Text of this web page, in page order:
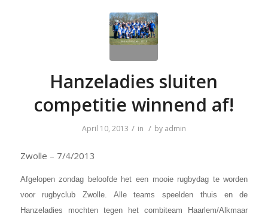
Hanzeladies sluiten
competitie winnend af!
April 10, 2013 / in / by admin
Zwolle – 7/4/2013
Afgelopen zondag beloofde het een mooie rugbydag te worden
voor rugbyclub Zwolle. Alle teams speelden thuis en de
Hanzeladies mochten tegen het combiteam Haarlem/Alkmaar